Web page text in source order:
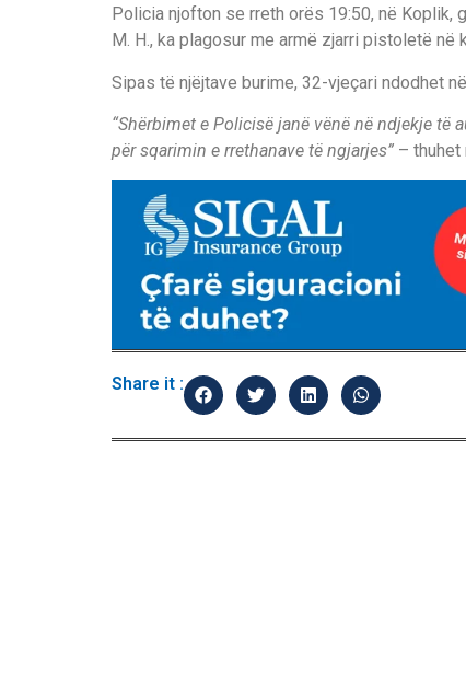
Policia njofton se rreth orës 19:50, në
M. H., ka plagosur me armë zjarri pistoletë në
Sipas të njëjtave burime, 32-vjeçari ndodhet
“Shërbimet e Policisë janë vënë në ndjekje
për sqarimin e rrethanave të ngjarjes” – thuhet
Share it :